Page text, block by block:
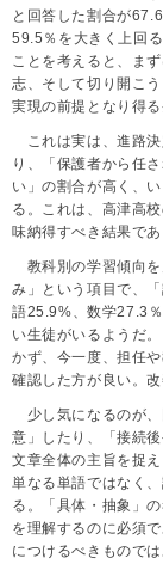
と回答した割合が
59.5％を大きく上回
ことを考えると、ま
志、そして切り開こ
実現の前提となり得
これは実は、進路決
り、「保護者から任
い」の割合が高く、
る。これは、高津高
味納得すべき結果であ
教科別の学習傾向を
み」という項目で、
語25.9%、数学27.3
い生徒がいるようだ
かず、今一度、担任
確認した方が良い。
少し気になるのが、
意」したり、「接続
文章全体の主旨を捉
単なる単語ではなく
る。「具体・抽象」
を理解するのに必須
につけるべきもので